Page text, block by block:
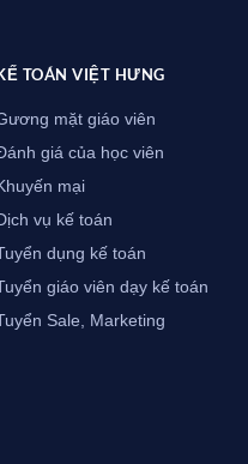
TOÁN VIỆT HƯNG
mặt giáo viên
giá của học viên
mại
vụ kế toán
dụng kế toán
giáo viên dạy kế toán
Sale, Marketing